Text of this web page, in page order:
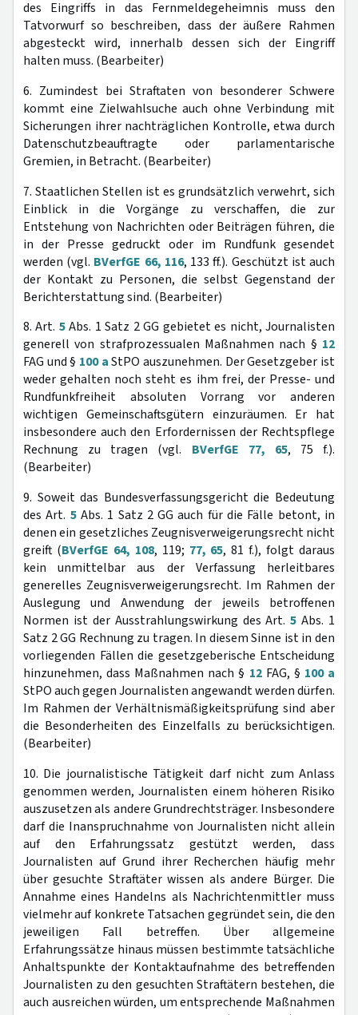
des Eingriffs in das Fernmeldegeheimnis muss den
Tatvorwurf so beschreiben, dass der äußere Rahmen
abgesteckt wird, innerhalb dessen sich der Eingriff
halten muss. (Bearbeiter)
6. Zumindest bei Straftaten von besonderer Schwere
kommt eine Zielwahlsuche auch ohne Verbindung mit
Sicherungen ihrer nachträglichen Kontrolle, etwa durch
Datenschutzbeauftragte oder parlamentarische
Gremien, in Betracht. (Bearbeiter)
7. Staatlichen Stellen ist es grundsätzlich verwehrt, sich
Einblick in die Vorgänge zu verschaffen, die zur
Entstehung von Nachrichten oder Beiträgen führen, die
in der Presse gedruckt oder im Rundfunk gesendet
werden (vgl. BVerfGE 66, 116, 133 ff.). Geschützt ist auch
der Kontakt zu Personen, die selbst Gegenstand der
Berichterstattung sind. (Bearbeiter)
8. Art. 5Abs. 1 Satz 2 GG gebietet es nicht, Journalisten
generell von strafprozessualen Maßnahmen nach § 12
FAG und § 100 aStPO auszunehmen. Der Gesetzgeber ist
weder gehalten noch steht es ihm frei, der Presse- und
Rundfunkfreiheit absoluten Vorrang vor anderen
wichtigen Gemeinschaftsgütern einzuräumen. Er hat
insbesondere auch den Erfordernissen der Rechtspflege
Rechnung zu tragen (vgl. BVerfGE 77, 65, 75 f.).
(Bearbeiter)
9. Soweit das Bundesverfassungsgericht die Bedeutung
des Art. 5Abs. 1 Satz 2 GG auch für die Fälle betont, in
denen ein gesetzliches Zeugnisverweigerungsrecht nicht
greift (BVerfGE 64, 108, 119; 77, 65, 81 f.), folgt daraus
kein unmittelbar aus der Verfassung herleitbares
generelles Zeugnisverweigerungsrecht. Im Rahmen der
Auslegung und Anwendung der jeweils betroffenen
Normen ist der Ausstrahlungswirkung des Art.5 Abs. 1
Satz 2 GG Rechnung zu tragen. In diesem Sinne ist in den
vorliegenden Fällen die gesetzgeberische Entscheidung
hinzunehmen, dass Maßnahmen nach § 12FAG, § 100 a
StPO auch gegen Journalisten angewandt werden dürfen.
Im Rahmen der Verhältnismäßigkeitsprüfung sind aber
die Besonderheiten des Einzelfalls zu berücksichtigen.
(Bearbeiter)
10. Die journalistische Tätigkeit darf nicht zum Anlass
genommen werden, Journalisten einem höheren Risiko
auszusetzen als andere Grundrechtsträger. Insbesondere
darf die Inanspruchnahme von Journalisten nicht allein
auf den Erfahrungssatz gestützt werden, dass
Journalisten auf Grund ihrer Recherchen häufig mehr
über gesuchte Straftäter wissen als andere Bürger. Die
Annahme eines Handelns als Nachrichtenmittler muss
vielmehr auf konkrete Tatsachen gegründet sein, die den
jeweiligen Fall betreffen. Über allgemeine
Erfahrungssätze hinaus müssen bestimmte tatsächliche
Anhaltspunkte der Kontaktaufnahme des betreffenden
Journalisten zu den gesuchten Straftätern bestehen, die
auch ausreichen würden, um entsprechende Maßnahmen